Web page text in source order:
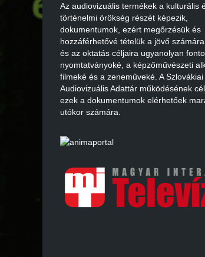
Az audiovizuális termékek a kulturális
történelmi örökség részét képezik,
dokumentumok, ezért megőrzésük és
hozzáférhetővé tételük a jövő
és az oktatás céljaira ugyanolyan
nyomtatványoké, a képzőművészeti
filmeké és a zeneműveké. A
Audiovizuális Adattár működésének
ezek a dokumentumok elérhetőek
utókor számára.